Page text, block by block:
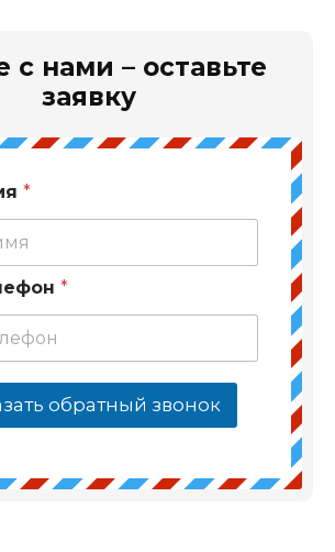
с нами – оставьте
заявку
*
*
обратный звонок